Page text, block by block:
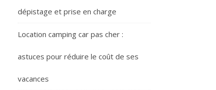
dépistage et prise en charge
Location camping car pas cher :
astuces pour réduire le coût de ses
vacances